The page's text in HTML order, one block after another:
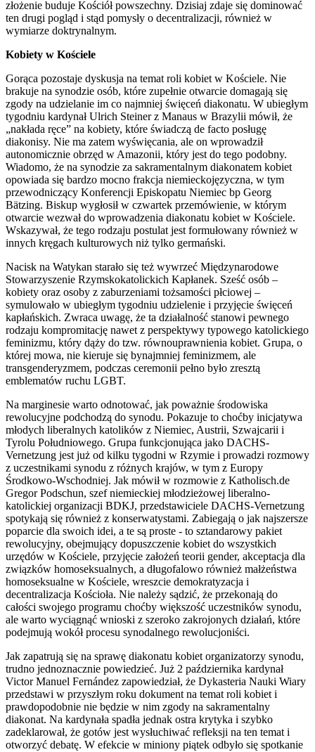
złożenie buduje Kościół powszechny. Dzisiaj zdaje się dominować
ten drugi pogląd i stąd pomysły o decentralizacji, również w
wymiarze doktrynalnym.
Kobiety w Kościele
Gorąca pozostaje dyskusja na temat roli kobiet w Kościele. Nie
brakuje na synodzie osób, które zupełnie otwarcie domagają się
zgody na udzielanie im co najmniej święceń diakonatu. W ubiegłym
tygodniu kardynał Ulrich Steiner z Manaus w Brazylii mówił, że
„nakłada ręce” na kobiety, które świadczą de facto posługę
diakonisy. Nie ma zatem wyświęcania, ale on wprowadził
autonomicznie obrzęd w Amazonii, który jest do tego podobny.
Wiadomo, że na synodzie za sakramentalnym diakonatem kobiet
opowiada się bardzo mocno frakcja niemieckojęzyczna, w tym
przewodniczący Konferencji Episkopatu Niemiec bp Georg
Bätzing. Biskup wygłosił w czwartek przemówienie, w którym
otwarcie wezwał do wprowadzenia diakonatu kobiet w Kościele.
Wskazywał, że tego rodzaju postulat jest formułowany również w
innych kręgach kulturowych niż tylko germański.
Nacisk na Watykan starało się też wywrzeć Międzynarodowe
Stowarzyszenie Rzymskokatolickich Kapłanek. Sześć osób –
kobiety oraz osoby z zaburzeniami tożsamości płciowej –
symulowało w ubiegłym tygodniu udzielenie i przyjęcie święceń
kapłańskich. Zwraca uwagę, że ta działalność stanowi pewnego
rodzaju kompromitację nawet z perspektywy typowego katolickiego
feminizmu, który dąży do tzw. równouprawnienia kobiet. Grupa, o
której mowa, nie kieruje się bynajmniej feminizmem, ale
transgenderyzmem, podczas ceremonii pełno było zresztą
emblematów ruchu LGBT.
Na marginesie warto odnotować, jak poważnie środowiska
rewolucyjne podchodzą do synodu. Pokazuje to choćby inicjatywa
młodych liberalnych katolików z Niemiec, Austrii, Szwajcarii i
Tyrolu Południowego. Grupa funkcjonująca jako DACHS-
Vernetzung jest już od kilku tygodni w Rzymie i prowadzi rozmowy
z uczestnikami synodu z różnych krajów, w tym z Europy
Środkowo-Wschodniej. Jak mówił w rozmowie z Katholisch.de
Gregor Podschun, szef niemieckiej młodzieżowej liberalno-
katolickiej organizacji BDKJ, przedstawiciele DACHS-Vernetzung
spotykają się również z konserwatystami. Zabiegają o jak najszersze
poparcie dla swoich idei, a te są proste - to sztandarowy pakiet
rewolucyjny, obejmujący dopuszczenie kobiet do wszystkich
urzędów w Kościele, przyjęcie założeń teorii gender, akceptacja dla
związków homoseksualnych, a długofalowo również małżeństwa
homoseksualne w Kościele, wreszcie demokratyzacja i
decentralizacja Kościoła. Nie należy sądzić, że przekonają do
całości swojego programu choćby większość uczestników synodu,
ale warto wyciągnąć wnioski z szeroko zakrojonych działań, które
podejmują wokół procesu synodalnego rewolucjoniści.
Jak zapatrują się na sprawę diakonatu kobiet organizatorzy synodu,
trudno jednoznacznie powiedzieć. Już 2 października kardynał
Victor Manuel Fernández zapowiedział, że Dykasteria Nauki Wiary
przedstawi w przyszłym roku dokument na temat roli kobiet i
prawdopodobnie nie będzie w nim zgody na sakramentalny
diakonat. Na kardynała spadła jednak ostra krytyka i szybko
zadeklarował, że gotów jest wysłuchiwać refleksji na ten temat i
otworzyć debatę. W efekcie w miniony piątek odbyło się spotkanie